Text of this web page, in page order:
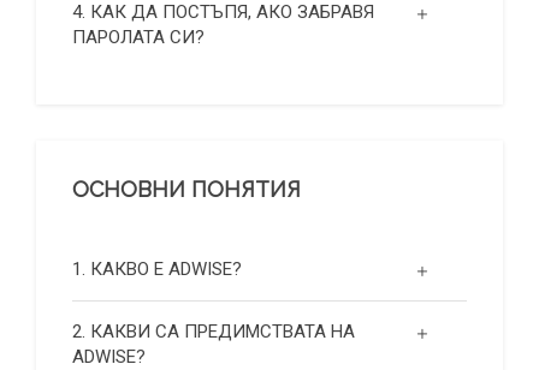
4. КАК ДА ПОСТЪПЯ, АКО ЗАБРАВЯ
ПАРОЛАТА СИ?
ОСНОВНИ ПОНЯТИЯ
1. КАКВО Е ADWISE?
2. КАКВИ СА ПРЕДИМСТВАТА НА
ADWISE?